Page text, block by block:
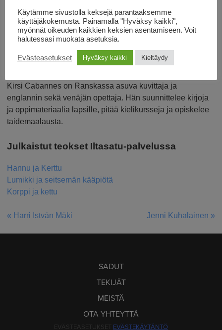
Kirsi Cabannes on Ranskassa asuva kuvittaja ja
englannin sekä venäjän opettaja. Hän suunnittelee kirjoja
ja oppimateriaalia lapsille, pitää kielikursseja ja opiskelee
taidemaalausta.
Julkaistut teokset Iltasatu-palvelussa
Hannu ja Kerttu
Lumikki ja seitsemän kääpiötä
Korppi ja kettu
ARTIKKELIEN
« Harri István Mäki Jenni Kuhalainen »
SADUT
TEKIJÄT
MEISTÄ
OTA YHTEYTTÄ
EVÄSTEASETUKSET EVÄSTEKÄYTÄNTÖ
Käytämme sivustolla keksejä parantaaksemme
käyttäjäkokemusta. Painamalla "Hyväksy kaikki",
myönnät oikeuden kaikkien keksien asentamiseen. Voit
halutessasi muokata asetuksia.
Evästeasetukset Hyväksy kaikki Kieltäydy